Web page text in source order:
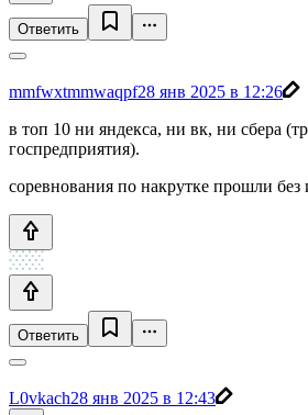
Ответить
mmfwxtmmwaqpf28 янв 2025 в 12:26
в топ 10 ни яндекса, ни вк, ни сбера
госпредприятия).
соревнования по накрутке прошли без
Ответить
L0vkach28 янв 2025 в 12:43